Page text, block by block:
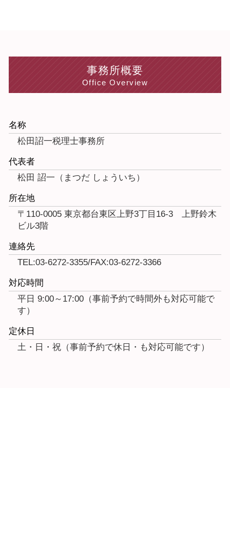
事務所概要
Office Overview
名称
松田詔一税理士事務所
代表者
松田 詔一（まつだ しょういち）
所在地
〒110-0005 東京都台東区上野3丁目16-3 上野鈴木
ビル3階
連絡先
TEL:03-6272-3355/FAX:03-6272-3366
対応時間
平日 9:00～17:00（事前予約で時間外も対応可能で
す）
定休日
土・日・祝（事前予約で休日・も対応可能です）